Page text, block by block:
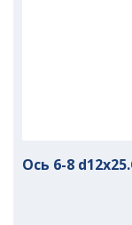
Ось 6-8